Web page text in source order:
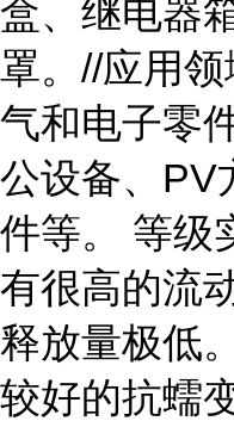
盒、继电器
罩。//应用
气和电子零
公设备、PV
件等。 等级
有很高的流
释放量极低
较好的抗蠕